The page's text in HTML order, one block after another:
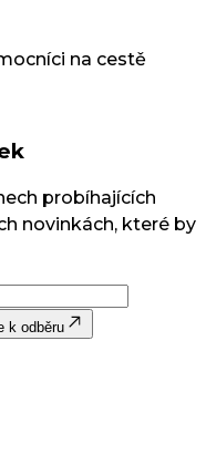
na cestě
probíhajících
novinkách, které by
k odběru